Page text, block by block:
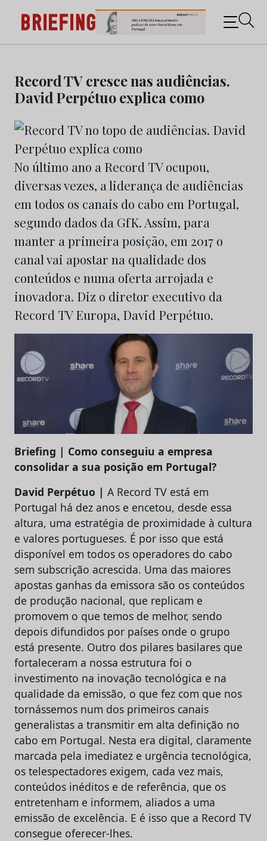
content
Briefing: Todas as notícias sobre os negócios do
Marketing e da Publicidade
Record TV cresce nas audiências.
David Perpétuo explica como
No último ano a Record TV ocupou,
diversas vezes, a liderança de audiências
em todos os canais do cabo em Portugal,
segundo dados da GfK. Assim, para
manter a primeira posição, em 2017 o
canal vai apostar na qualidade dos
conteúdos e numa oferta arrojada e
inovadora. Diz o diretor executivo da
Record TV Europa, David Perpétuo.
Briefing | Como conseguiu a empresa
consolidar a sua posição em Portugal?
David Perpétuo | A Record TV está em
Portugal há dez anos e encetou, desde essa
altura, uma estratégia de proximidade à cultura
e valores portugueses. É por isso que está
disponível em todos os operadores do cabo
sem subscrição acrescida. Uma das maiores
apostas ganhas da emissora são os conteúdos
de produção nacional, que replicam e
promovem o que temos de melhor, sendo
depois difundidos por países onde o grupo
está presente. Outro dos pilares basilares que
fortaleceram a nossa estrutura foi o
investimento na inovação tecnológica e na
qualidade da emissão, o que fez com que nos
tornássemos num dos primeiros canais
generalistas a transmitir em alta definição no
cabo em Portugal. Nesta era digital, claramente
marcada pela imediatez e urgência tecnológica,
os telespectadores exigem, cada vez mais,
conteúdos inéditos e de referência, que os
entretenham e informem, aliados a uma
emissão de excelência. E é isso que a Record TV
consegue oferecer-lhes.